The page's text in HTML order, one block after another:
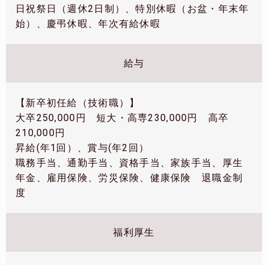
日祝祭日（週休2日制）、特別休暇（お盆・年末年
始）、慶弔休暇、年次有給休暇
給与
【新卒初任給（技術職）】
大卒250,000円 短大・高専230,000円 高卒
210,000円
昇給(年1回）、賞与(年2回）
職務手当、通勤手当、資格手当、家族手当、厚生
年金、雇用保険、労災保険、健康保険 退職金制
度
福利厚生